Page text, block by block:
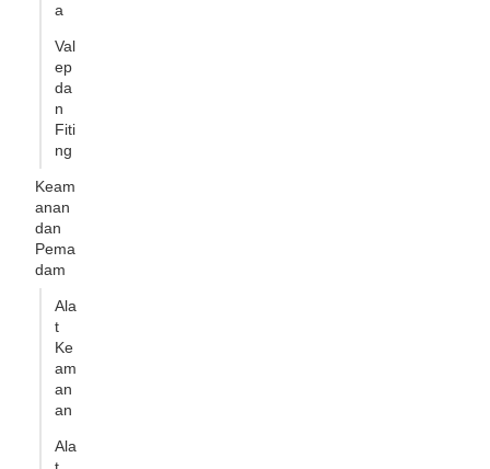
a
Val
ep
da
n
Fiti
ng
Keam
anan
dan
Pema
dam
Ala
t
Ke
am
an
an
Ala